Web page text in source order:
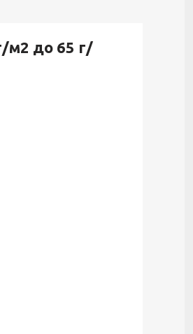
м2 до 65 г/